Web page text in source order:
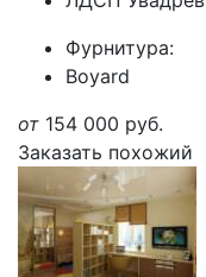
Фурнитура:
Boyard
от 154 000 руб.
Заказать похожий